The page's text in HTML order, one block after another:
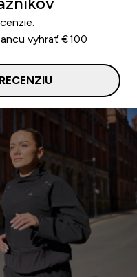
vyhrať €100